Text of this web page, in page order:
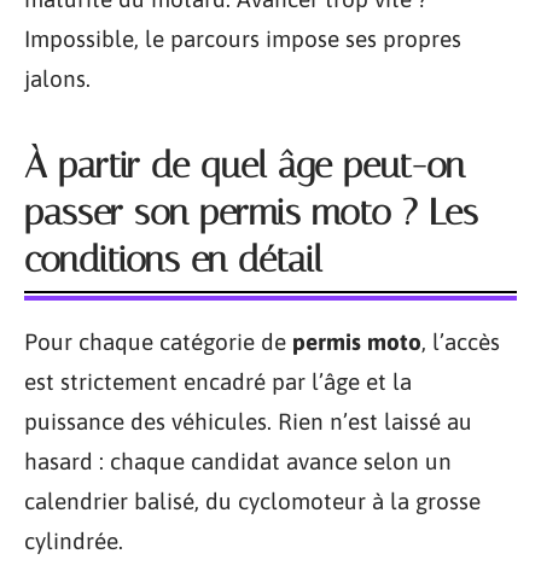
Impossible, le parcours impose ses propres
jalons.
À partir de quel âge peut-on
passer son permis moto ? Les
conditions en détail
Pour chaque catégorie de permis moto, l’accès
est strictement encadré par l’âge et la
puissance des véhicules. Rien n’est laissé au
hasard : chaque candidat avance selon un
calendrier balisé, du cyclomoteur à la grosse
cylindrée.